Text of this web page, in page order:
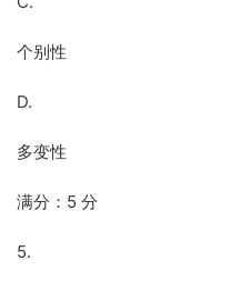
个别性
D.
多变性
满分：5 分
5.